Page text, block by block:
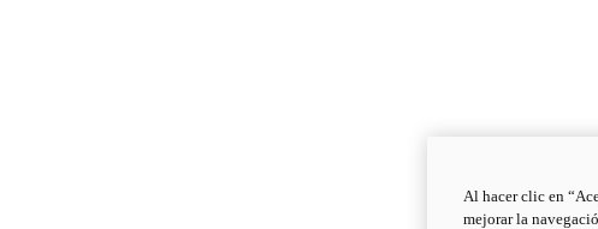
Al hacer clic en
mejorar la